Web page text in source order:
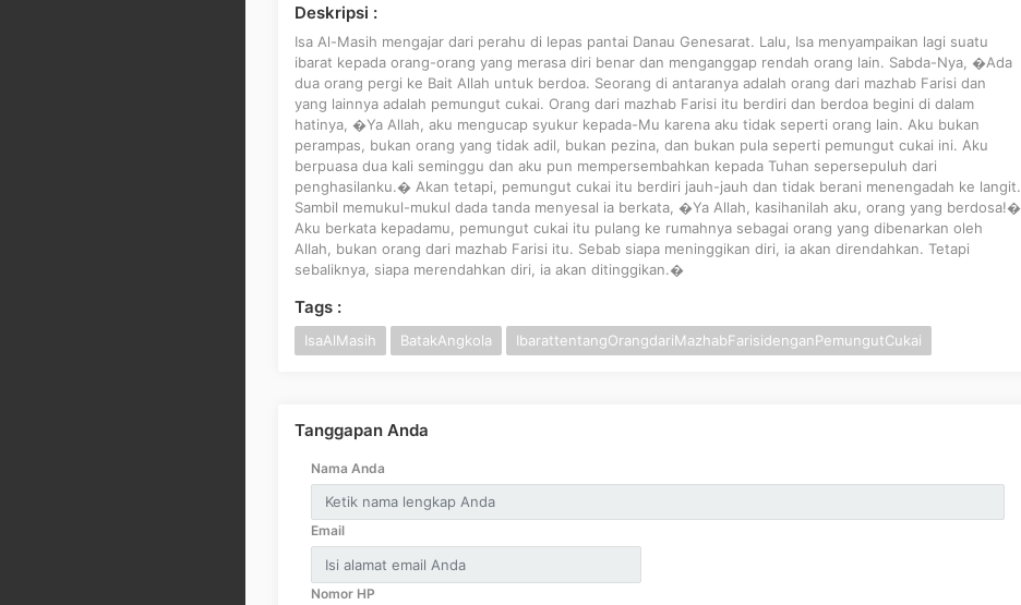
Deskripsi :
Isa Al-Masih mengajar dari perahu di lepas pantai Danau Genesarat. Lalu, Isa menyampaikan lagi suatu
ibarat kepada orang-orang yang merasa diri benar dan menganggap rendah orang lain. Sabda-Nya, �Ada
dua orang pergi ke Bait Allah untuk berdoa. Seorang di antaranya adalah orang dari mazhab Farisi dan
yang lainnya adalah pemungut cukai. Orang dari mazhab Farisi itu berdiri dan berdoa begini di dalam
hatinya, �Ya Allah, aku mengucap syukur kepada-Mu karena aku tidak seperti orang lain. Aku bukan
perampas, bukan orang yang tidak adil, bukan pezina, dan bukan pula seperti pemungut cukai ini. Aku
berpuasa dua kali seminggu dan aku pun mempersembahkan kepada Tuhan sepersepuluh dari
penghasilanku.� Akan tetapi, pemungut cukai itu berdiri jauh-jauh dan tidak berani menengadah ke langit.
Sambil memukul-mukul dada tanda menyesal ia berkata, �Ya Allah, kasihanilah aku, orang yang berdosa!�
Aku berkata kepadamu, pemungut cukai itu pulang ke rumahnya sebagai orang yang dibenarkan oleh
Allah, bukan orang dari mazhab Farisi itu. Sebab siapa meninggikan diri, ia akan direndahkan. Tetapi
sebaliknya, siapa merendahkan diri, ia akan ditinggikan.�
Tags :
IsaAlMasih BatakAngkola IbarattentangOrangdariMazhabFarisidenganPemungutCukai
Tanggapan Anda
Nama Anda
Email
Nomor HP